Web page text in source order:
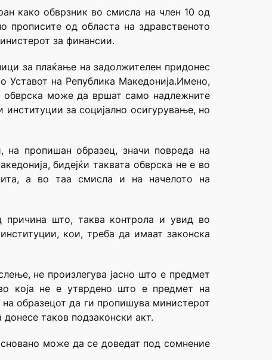
како обврзник во смисла на член 10 од
прописите од областа на здравственото
за финансии.
за плаќање на задолжителен придонес
Уставот на Република Македонија.Имено,
обврска може да вршат само надлежните
за социјално осигурување, но
на пропишан образец, значи повреда на
бидејќи таквата обврска не е во
а во таа смисла и на начелото на
причина што, таква контрола и увид во
кои, треба да имаат законска
не произлегува јасно што е предмет
која не е утврдено што е предмет на
образецот да ги пропишува министерот
таков подзаконски акт.
може да се доведат под сомнение